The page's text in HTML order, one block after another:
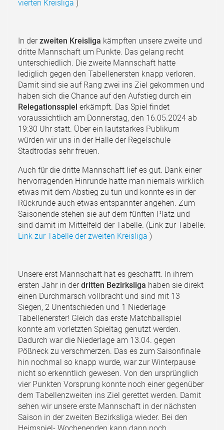
vierten Kreisliga )
In derzweiten Kreisliga kämpften unsere zweite und
dritte Mannschaft um Punkte. Das gelang recht
unterschiedlich. Die zweite Mannschaft hatte
lediglich gegen den Tabellenersten knapp verloren.
Damit sind sie auf Rang zwei ins Ziel gekommen und
haben sich die Chance auf den Aufstieg durch ein
Relegationsspiel erkämpft. Das Spiel findet
voraussichtlich am Donnerstag, den 16.05.2024 ab
19:30 Uhr statt. Über ein lautstarkes Publikum
würden wir uns in der Halle der Regelschule
Stadtrodas sehr freuen.
Auch für die dritte Mannschaft lief es gut. Dank einer
hervorragenden Hinrunde hatte man niemals wirklich
etwas mit dem Abstieg zu tun und konnte es in der
Rückrunde auch etwas entspannter angehen. Zum
Saisonende stehen sie auf dem fünften Platz und
sind damit im Mittelfeld der Tabelle. (Link zur Tabelle:
Link zur Tabelle der zweiten Kreisliga )
Unsere erst Mannschaft hat es geschafft. In ihrem
ersten Jahr in derdritten Bezirksliga haben sie direkt
einen Durchmarsch vollbracht und sind mit 13
Siegen, 2 Unentschieden und 1 Niederlage
Tabellenerster! Gleich das erste Matchballspiel
konnte am vorletzten Spieltag genutzt werden.
Dadurch war die Niederlage am 13.04. gegen
Pößneck zu verschmerzen. Das es zum Saisonfinale
hin nochmal so knapp wurde, war zur Winterpause
nicht so erkenntlich gewesen. Von den ursprünglich
vier Punkten Vorsprung konnte noch einer gegenüber
dem Tabellenzweiten ins Ziel gerettet werden. Damit
sehen wir unsere erste Mannschaft in der nächsten
Saison in der zweiten Bezirksliga wieder. Bei den